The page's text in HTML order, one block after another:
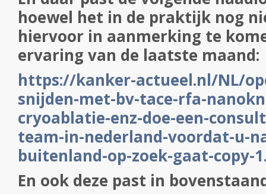
hoewel het in de praktijk nog
hiervoor in aanmerking te
ervaring van de laatste maand:
https://kanker-actueel.nl/NL/
snijden-met-bv-tace-rfa-
cryoablatie-enz-doe-een-
team-in-nederland-voordat-u-
buitenland-op-zoek-gaat-copy-
En ook deze past in